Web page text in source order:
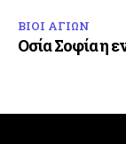
ΒΙΟΙ ΑΓΙΩΝ
Οσία Σοφία η